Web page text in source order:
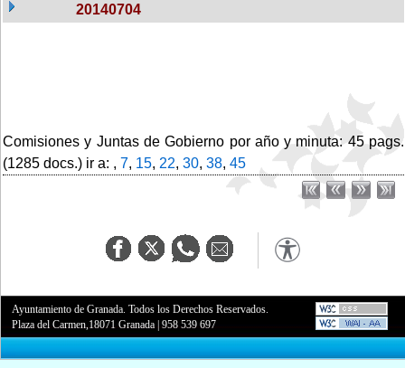
20140704
Comisiones y Juntas de Gobierno por año y minuta: 45 pags.
(1285 docs.) ir a: , 7, 15, 22, 30, 38, 45
Ayuntamiento de Granada. Todos los Derechos Reservados.
Plaza del Carmen,18071 Granada |958 539 697